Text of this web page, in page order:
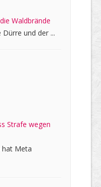
Waldbrände
und der ...
Strafe wegen
hat Meta